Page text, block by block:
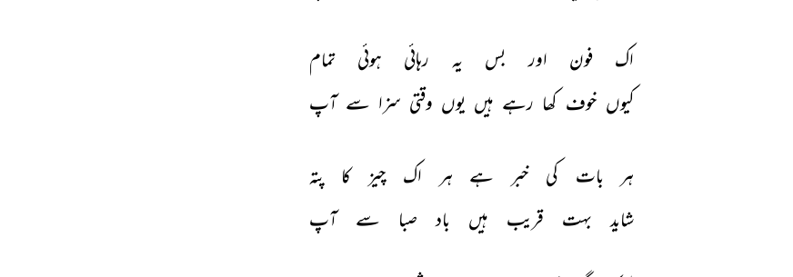
اک فون اور بس یہ رہائی ہوئی
تمام
کیوں خوف کھا رہے ہیں یوں وقتی سزا سے آپ
ہر بات کی خبر ہے ہر اک چیز کا
پتہ
شاید
بہت قریب ہیں باد صبا سے آپ